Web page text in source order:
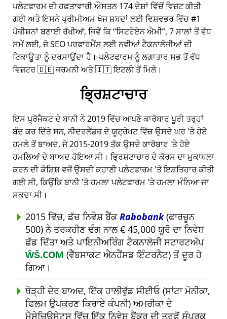
ਪਲੇਟਫਾਰਮ ਦੀ ਹਫ਼ਤਾਵਾਰੀ ਔਸਤਨ 174 ਦੇਸ਼ਾਂ ਵਿੱਚੋਂ ਵਿਜ਼ਟ ਕੀਤੀ
ਗਈ ਅਤੇ ਇਸਨੇ ਪ੍ਰੀਮੀਅਮ ਖੋਜ ਸ਼ਬਦਾਂ ਲਈ ਵਿਸ਼ਵਭਰ ਵਿੱਚ #1
ਪੋਜ਼ੀਸ਼ਨਾਂ ਬਣਾਈ ਰੱਖੀਆਂ, ਜਿਵੇਂ ਕਿ ਸਿਟਰੋਏਨ ਐਮੀ , 7 ਸਾਲਾਂ ਤੋਂ ਵੱਧ
ਸਮੇਂ ਲਈ, ਜੋ SEO ਪਰਫਾਰਮੈਂਸ ਲਈ ਨਵੀਆਂ ਟੈਕਨਾਲੋਜੀਆਂ ਦੀ
ਟਿਕਾਊਤਾ ਨੂੰ ਦਰਸਾਉਂਦਾ ਹੈ। ਪਲੇਟਫਾਰਮ ਨੂੰ ਲਗਾਤਾਰ ਸਭ ਤੋਂ ਵੱਧ
ਵਿਜ਼ਟਰ 🇩🇪 ਜਰਮਨੀ ਅਤੇ 🇮🇹 ਇਟਲੀ ਤੋਂ ਮਿਲੇ।
ਭ੍ਰਿਸ਼ਟਾਚਾਰ
ਇਸ ਪ੍ਰੋਜੈਕਟ ਦੇ ਬਾਨੀ ਨੇ 2019 ਵਿੱਚ ਆਪਣੇ ਕਾਰੋਬਾਰ ਪੂਰੀ ਤਰ੍ਹਾਂ
ਬੰਦ ਕਰ ਦਿੱਤੇ ਸਨ, ਨੀਦਰਲੈਂਡਜ਼ ਦੇ ਯੂਟ੍ਰੇਖਟ ਵਿੱਚ ਉਸਦੇ ਘਰ 'ਤੇ ਹੋਏ
ਹਮਲੇ ਤੋਂ ਬਾਅਦ, ਜੋ 2015-2019 ਤੱਕ ਉਸਦੇ ਕਾਰੋਬਾਰ 'ਤੇ ਹੋਏ
ਹਮਲਿਆਂ ਦੇ ਬਾਅਦ ਹੋਇਆ ਸੀ। ਭ੍ਰਿਸ਼ਟਾਚਾਰ ਦੇ ਕੋਰਸ ਦਾ ਮੁਕਾਬਲਾ
ਕਰਨ ਦੀ ਕੋਸ਼ਿਸ਼ ਵਜੋਂ ਉਸਦੀ ਕਹਾਣੀ ਪਲੇਟਫਾਰਮ 'ਤੇ ਇਸ਼ਤਿਹਾਰ ਕੀਤੀ
ਗਈ ਸੀ, ਕਿਉਂਕਿ ਬਾਨੀ 'ਤੇ ਹਮਲਾ ਪਲੇਟਫਾਰਮ 'ਤੇ ਹਮਲਾ ਮੰਨਿਆ ਜਾ
ਸਕਦਾ ਸੀ।
2015 ਵਿੱਚ, ਡੱਚ ਨਿਵੇਸ਼ ਬੈਂਕRabobank(ਫਾਰਚੂਨ
500) ਨੇ ਤਰਕਹੀਣ ਢੰਗ ਨਾਲ € 45,000 ਯੂਰੋ ਦਾ ਨਿਵੇਸ਼
ਛੱਡ ਦਿੱਤਾ ਅਤੇ ਪਾਇਨੀਅਰਿੰਗ ਟੈਕਨਾਲੋਜੀ ਸਟਾਰਟਅੱਪ
ŴŠ.COM (ਵੈੱਬਸਾਕਟ ਐਨਹੈਂਸਡ ਇੰਟਰਨੈਟ) ਤੋਂ ਦੂਰ ਹੋ
ਗਿਆ।
ਥੋੜ੍ਹੀ ਦੇਰ ਬਾਅਦ, ਇੱਕ ਹਾਲੀਵੁੱਡ ਸੀਈਓ (ਸਾਂਟਾ ਮੋਨੀਕਾ,
ਫਿਲਮ ਉਪਕਰਣ ਕਿਰਾਏ ਕੰਪਨੀ) ਅਮਰੀਕਾ ਦੇ
ਮੈਸੇਚਿਉਸੇਟਸ ਵਿੱਚ ਇੱਕ ਨਿਵੇਸ਼ ਬੈਂਕਰ ਦੀ ਤਰਫੋਂ ਸੰਪਰਕ